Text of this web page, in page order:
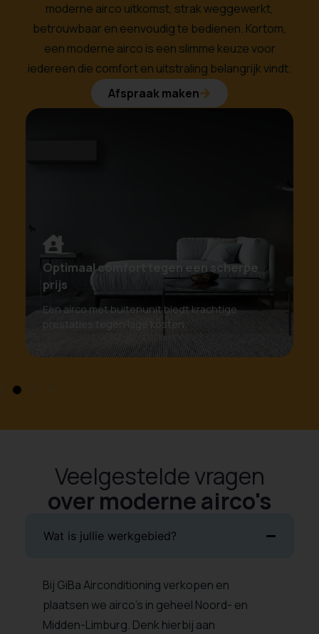
moderne airco uitkomst, strak weggewerkt,
betrouwbaar en eenvoudig te bedienen. Kortom,
een moderne airco is een slimme keuze voor
iedereen die comfort en uitstraling belangrijk vindt.
Afspraak maken
Optimaal comfort tegen een scherpe
prijs
Een airco met buitenunit biedt krachtige
prestaties tegen lage kosten.
Veelgestelde vragen
over moderne airco's
Wat is jullie werkgebied?
Bij GiBa Airconditioning verkopen en
plaatsen we airco’s in geheel Noord- en
Midden-Limburg. Denk hierbij aan